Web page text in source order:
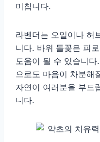
미칩니다.
라벤더는 오일이나 허
니다. 바위 돌꽃은 피
도움이 될 수 있습니
으로도 마음이 차분해
자연이 여러분을 부드
니다.